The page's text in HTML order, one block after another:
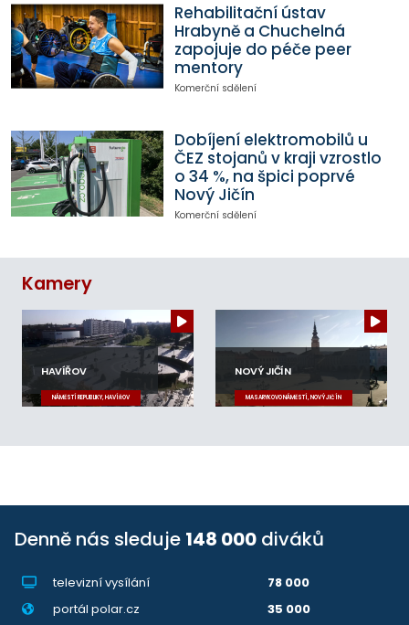
Rehabilitační ústav
Hrabyně a Chuchelná
zapojuje do péče peer
mentory
Komerční sdělení
Dobíjení elektromobilů u
ČEZ stojanů v kraji vzrostlo
o 34 %, na špici poprvé
Nový Jičín
Komerční sdělení
Kamery
HAVÍŘOV
NÁMĚSTÍ REPUBLIKY, HAVÍŘOV
NOVÝ JIČÍN
MASARYKOVO NÁMĚSTÍ, NOVÝ JIČÍN
Denně nás sleduje 148 000 diváků
televizní vysílání
78 000
portál polar.cz
35 000